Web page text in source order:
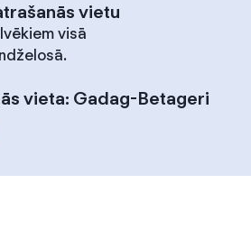
vietu
visā
vieta: Gadag-Betageri